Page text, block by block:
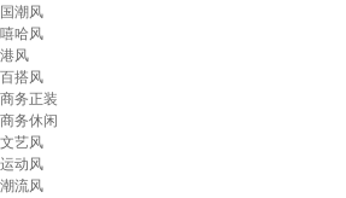
国潮风
嘻哈风
港风
百搭风
商务正装
商务休闲
文艺风
运动风
潮流风